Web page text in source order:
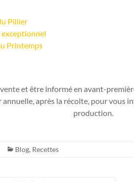
Pillier
exceptionnel
Printemps
et être informé en avant-
après la récolte, pour vous
production.
Blog, Recettes